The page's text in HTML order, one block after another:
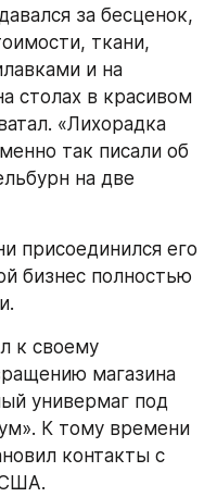
за бесценок,
ткани,
и на
столах в красивом
«Лихорадка
так писали об
на две
присоединился его
бизнес полностью
к своему
магазина
универмаг под
К тому времени
контакты с
США.